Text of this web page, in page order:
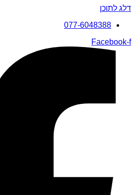
דלג לתוכן
077-6048388
Facebook-f